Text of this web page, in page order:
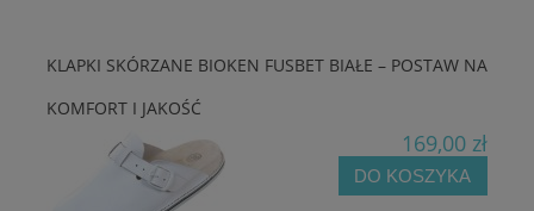
KLAPKI SKÓRZANE BIOKEN FUSBET BIAŁE – POSTAW NA
KOMFORT I JAKOŚĆ
169,00 zł
DO KOSZYKA